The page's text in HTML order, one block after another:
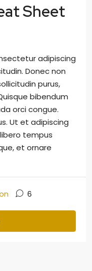
Sheet
adipiscing
Donec non
purus,
bibendum
orci congue.
Ut et adipiscing
tempus
et ornare
6